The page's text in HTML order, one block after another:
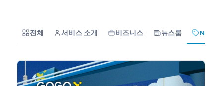
전체 서비스 소개 비즈니스 뉴스룸 Notice